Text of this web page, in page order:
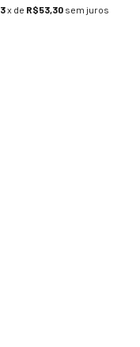
3x de R$53,30 sem juros